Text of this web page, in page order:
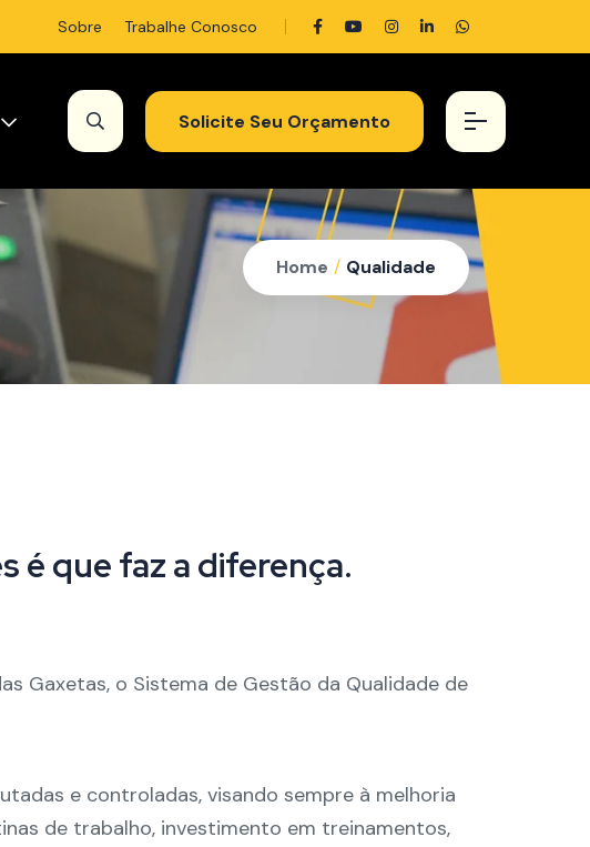
Sobre Trabalhe Conosco
Solicite Seu Orçamento
Home / Qualidade
é que faz a diferença.
Gaxetas, o Sistema de Gestão da Qualidade de
e controladas, visando sempre à melhoria
de trabalho, investimento em treinamentos,